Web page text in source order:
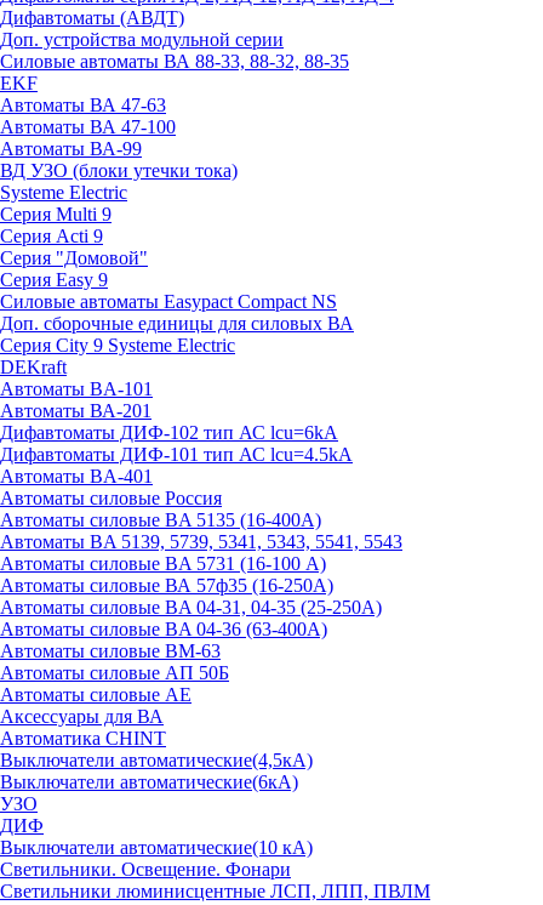
Дифавтоматы (АВДТ)
Доп. устройства модульной серии
Силовые автоматы ВА 88-33, 88-32, 88-35
EKF
Автоматы ВА 47-63
Автоматы ВА 47-100
Автоматы ВА-99
ВД УЗО (блоки утечки тока)
Systeme Electric
Серия Multi 9
Серия Acti 9
Серия "Домовой"
Серия Easy 9
Силовые автоматы Easypact Compact NS
Доп. сборочные единицы для силовых ВА
Серия City 9 Systeme Electric
DEKraft
Автоматы BA-101
Автоматы ВА-201
Дифавтоматы ДИФ-102 тип АС lcu=6kA
Дифавтоматы ДИФ-101 тип АС lcu=4.5kA
Автоматы BA-401
Автоматы силовые Россия
Автоматы силовые BA 5135 (16-400А)
Автоматы BA 5139, 5739, 5341, 5343, 5541, 5543
Автоматы силовые BA 5731 (16-100 А)
Автоматы силовые ВА 57ф35 (16-250А)
Автоматы силовые BA 04-31, 04-35 (25-250А)
Автоматы силовые BA 04-36 (63-400А)
Автоматы силовые ВМ-63
Автоматы силовые АП 50Б
Автоматы силовые АЕ
Аксессуары для ВА
Автоматика CHINT
Выключатели автоматические(4,5кА)
Выключатели автоматические(6кА)
УЗО
ДИФ
Выключатели автоматические(10 кА)
Светильники. Освещение. Фонари
Светильники люминисцентные ЛСП, ЛПП, ПВЛМ